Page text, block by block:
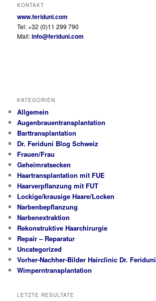
KONTAKT
www.feriduni.com
Tel: +32 (0)11 299 790
Mail:info@feriduni.com
KATEGORIEN
Allgemein
Augenbrauentransplantation
Barttransplantation
Dr. Feriduni Blog Schweiz
Frauen/Frau
Geheimratsecken
Haartransplantation mit FUE
Haarverpflanzung mit FUT
Lockige/krausige Haare/Locken
Narbenbepflanzung
Narbenextraktion
Rekonstruktive Haarchirurgie
Repair – Reparatur
Uncategorized
Vorher-Nachher-Bilder Hairclinic Dr. Feriduni
Wimperntransplantation
LETZTE RESULTATE